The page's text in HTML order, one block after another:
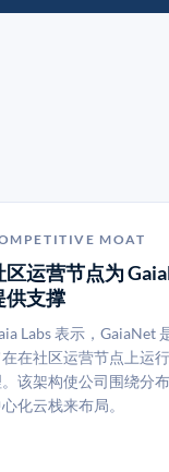
MOAT
区运营节点为
供支撑
Labs 表示，GaiaNet
在在社区运营节点上运
该架构使公司围绕分
化云栈来布局。